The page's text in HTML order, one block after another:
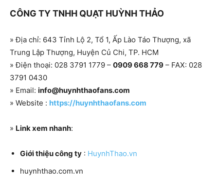
CÔNG TY TNHH QUẠT HUỲNH THẢO
» Địa chỉ: 643 Tỉnh Lộ 2, Tổ 1, Ấp Lào Táo Thượng, xã
Trung Lập Thượng, Huyện Củ Chi, TP. HCM
» Điện thoại: 028 3791 1779 – 0909 668 779 – FAX: 028
3791 0430
» Email: info@huynhthaofans.com
» Website : https://huynhthaofans.com
» Link xem nhanh:
Giới thiệu công ty : HuynhThao.vn
huynhthao.com.vn